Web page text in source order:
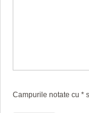
Campurile notate cu *